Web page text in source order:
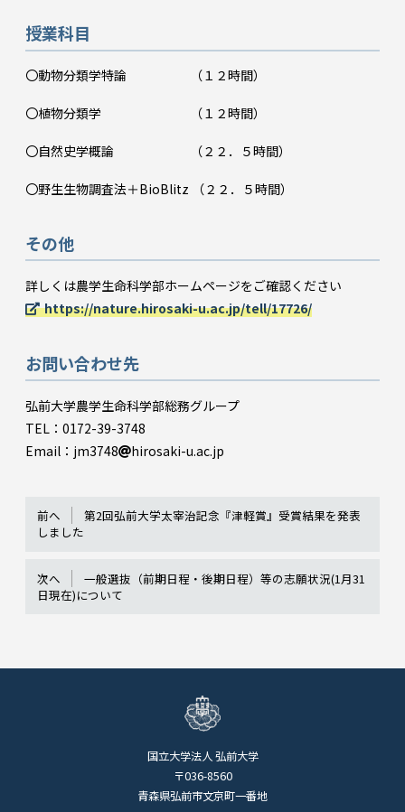
授業科目
〇動物分類学特論 （１２時間）
〇植物分類学 （１２時間）
〇自然史学概論 （２２．５時間）
〇野生生物調査法＋BioBlitz （２２．５時間）
その他
詳しくは農学生命科学部ホームページをご確認ください
https://nature.hirosaki-u.ac.jp/tell/17726/
お問い合わせ先
弘前大学農学生命科学部総務グループ
TEL：0172-39-3748
Email：jm3748
hirosaki-u.ac.jp
前へ
第2回弘前大学太宰治記念『津軽賞』受賞結果を発表
しました
次へ
一般選抜（前期日程・後期日程）等の志願状況(1月31
日現在)について
国立大学法人 弘前大学
〒036-8560
青森県弘前市文京町一番地